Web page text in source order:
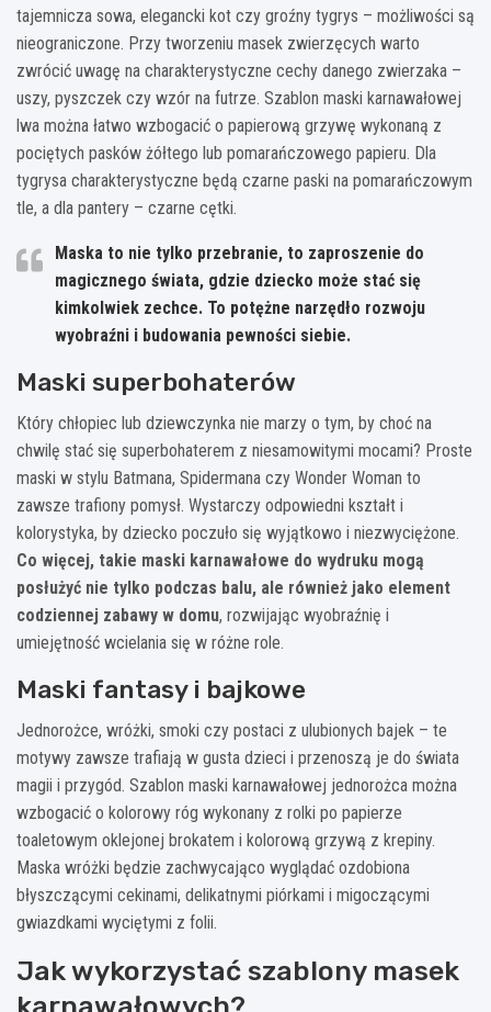
tajemnicza sowa, elegancki kot czy groźny tygrys – możliwości są
nieograniczone. Przy tworzeniu masek zwierzęcych warto
zwrócić uwagę na charakterystyczne cechy danego zwierzaka –
uszy, pyszczek czy wzór na futrze. Szablon maski karnawałowej
lwa można łatwo wzbogacić o papierową grzywę wykonaną z
pociętych pasków żółtego lub pomarańczowego papieru. Dla
tygrysa charakterystyczne będą czarne paski na pomarańczowym
tle, a dla pantery – czarne cętki.
Maska to nie tylko przebranie, to zaproszenie do
magicznego świata, gdzie dziecko może stać się
kimkolwiek zechce. To potężne narzędło rozwoju
wyobraźni i budowania pewności siebie.
Maski superbohaterów
Który chłopiec lub dziewczynka nie marzy o tym, by choć na
chwilę stać się superbohaterem z niesamowitymi mocami? Proste
maski w stylu Batmana, Spidermana czy Wonder Woman to
zawsze trafiony pomysł. Wystarczy odpowiedni kształt i
kolorystyka, by dziecko poczuło się wyjątkowo i niezwyciężone.
Co więcej, takie maski karnawałowe do wydruku mogą
posłużyć nie tylko podczas balu, ale również jako element
codziennej zabawy w domu, rozwijając wyobraźnię i
umiejętność wcielania się w różne role.
Maski fantasy i bajkowe
Jednorożce, wróżki, smoki czy postaci z ulubionych bajek – te
motywy zawsze trafiają w gusta dzieci i przenoszą je do świata
magii i przygód. Szablon maski karnawałowej jednorożca można
wzbogacić o kolorowy róg wykonany z rolki po papierze
toaletowym oklejonej brokatem i kolorową grzywą z krepiny.
Maska wróżki będzie zachwycająco wyglądać ozdobiona
błyszczącymi cekinami, delikatnymi piórkami i migoczącymi
gwiazdkami wyciętymi z folii.
Jak wykorzystać szablony masek